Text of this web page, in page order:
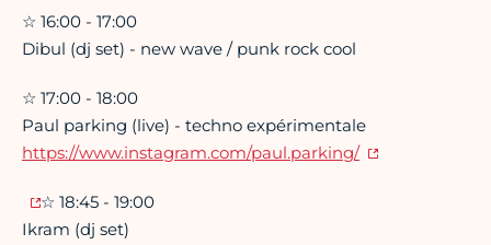
☆ 16:00 - 17:00
Dibul (dj set) - new wave / punk rock cool
☆ 17:00 - 18:00
Paul parking (live) - techno expérimentale
https://www.instagram.com/paul.parking/
☆ 18:45 - 19:00
Ikram (dj set)